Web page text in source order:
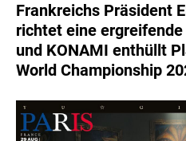
ZURU
MERGE GAMES
PQUBE
WILD RIVER GAMES
Frankreichs Präsident
richtet eine
und KONAMI enthüllt
World Championship